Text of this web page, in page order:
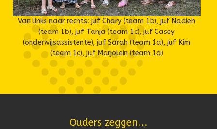
Van links naar rechts: juf Chary (team 1b), juf Nadieh
(team 1b), juf Tanja (team 1c), juf Casey
(onderwijsassistente), juf Sarah (team 1a), juf Kim
(team 1c), juf Marjolein (team 1a)
Ouders zeggen...